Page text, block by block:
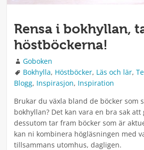
Rensa i bokhyllan,
höstböckerna!
Författare
Goboken
Taggar
Bokhylla, Höstböcker, Läs och lär,
Blogg, Inspirasjon, Inspiration
Brukar du växla bland de böcker som
bokhyllan? Det kan vara en bra sak att
dessutom tar fram böcker som är
kan ni kombinera högläsningen med
tillsammans utomhus, dagligen.